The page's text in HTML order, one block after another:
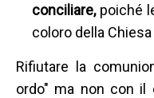
conciliare, poiché
coloro della Chiesa
Rifiutare la
ordo" ma non con il